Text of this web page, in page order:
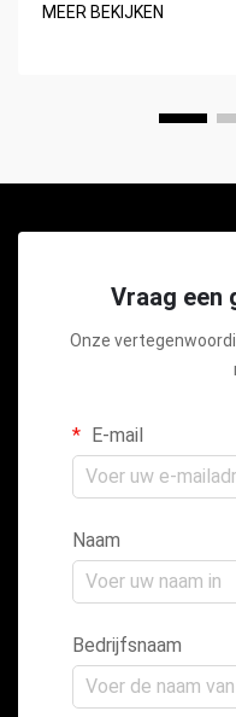
MEER BEKIJKEN
Vraag
Onze
E-mail
Naam
Bedrijfsnaam